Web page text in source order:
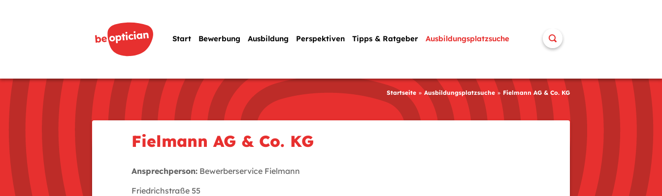
Start Bewerbung Ausbildung Perspektiven Tipps & Ratgeber Ausbildungsplatzsuche
Startseite Ausbildungsplatzsuche Fielmann AG & Co. KG
Fielmann AG & Co. KG
Ansprechperson: Bewerberservice Fielmann
Friedrichstraße 55